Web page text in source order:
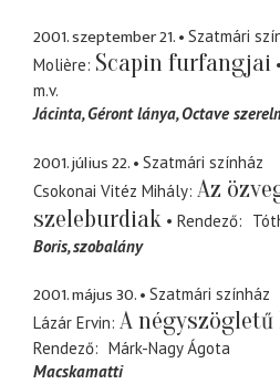
2001. szeptember 21.
Szatmári
Molière Scapin furfangjai
m.v.
Jácinta Géront lánya, Octave
2001. július 22.
Szatmári színház
Csokonai Vitéz Mihály Az
szeleburdiak
Rendező
Boris szobalány
2001. május 30.
Szatmári színház
Lázár Ervin A négyszögletű
Rendező
Márk-Nagy Ágota
Macskamatti